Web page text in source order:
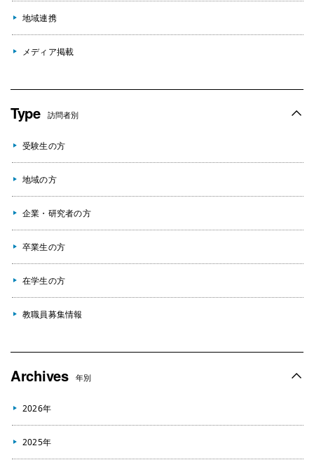
地域連携
メディア掲載
Type 訪問者別
受験生の方
地域の方
企業・研究者の方
卒業生の方
在学生の方
教職員募集情報
Archives 年別
2026年
2025年